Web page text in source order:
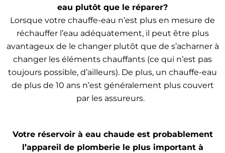
eau plutôt que le réparer?
Lorsque votre chauffe-eau n’est plus en mesure de
réchauffer l’eau adéquatement, il peut être plus
avantageux de le changer plutôt que de s’acharner à
changer les éléments chauffants (ce qui n’est pas
toujours possible, d’ailleurs). De plus, un chauffe-eau
de plus de 10 ans n’est généralement plus couvert
par les assureurs.
Votre réservoir à eau chaude est probablement
l’appareil de plomberie le plus important à